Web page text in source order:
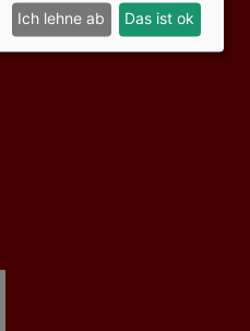
Ich lehne ab Das ist ok